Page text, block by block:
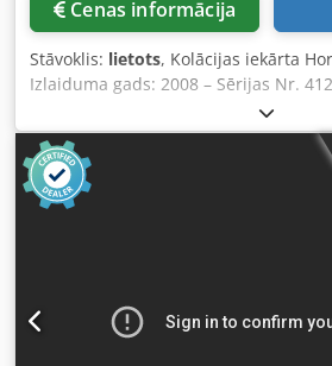
Cenas informācija
Stāvoklis: lietots, Kolācijas iekārta
Izlaiduma gads: 2008 – Sērijas Nr.
kolācijas iekārta Formāts: min. 120 x
500 mm Papīra blīvums: 40–250 g/
mm katrā stacijā Djdpfov Hruuex
un kontrolei Papīra aizsērēšanas
Divkārtas un tukšas loksnes kontrole